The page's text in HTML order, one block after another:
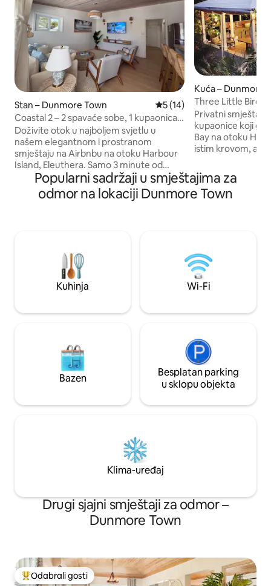
Stan – Dunmore Town Prosječna ocjena: 5/5,
5 (14)
Coastal 2 – 2 spavaće sobe, 1 kupaonica,
nekoliko koraka do plaže Pink Sand
Doživite otok u najboljem svjetlu u
našem elegantnom i prostranom
smještaju na Airbnbu na otoku Harbour
Island, Eleuthera. Samo 3 minute od
predivne plaže s ružičastim pijeskom i
nekoliko koraka od trgovine, ovo
moderno utočište prima najviše 4 osobe
pametna televizora, udobnoj posteljini i
osnovnoj kuhinji. Trebate li e-bicikl,
pomoći ćemo vam. Opustite se u stilu i
udobnosti - čeka vas savršen odmor na
Kuća – Dunmore
Three Little Birds,
kupaonice –
Privatni smještaj s
kupaonice koji
Bay na otoku
istim krovom, a
ulaz s vanjske
soba također je
do glavne kuće.
hranu i piće...
vrana trenutačno
upotrebu.
Popularni sadržaji u smještajima za
odmor na lokaciji Dunmore Town
Kuhinja Wi-Fi
Bazen
Besplatan parking
u sklopu objekta
Klima-uređaj
Drugi sjajni smještaji za odmor –
Dunmore Town
Među najviše rangiranima s oznakom „Odabrali gosti”
Odabrali gosti